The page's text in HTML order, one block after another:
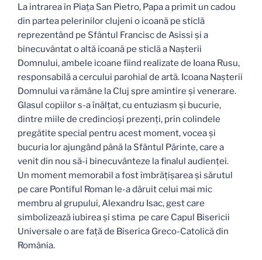
La intrarea în Piața San Pietro, Papa a primit un cadou
din partea pelerinilor clujeni o icoană pe sticlă
reprezentând pe Sfântul Francisc de Asissi și a
binecuvântat o altă icoană pe sticlă a Nașterii
Domnului, ambele icoane fiind realizate de Ioana Rusu,
responsabilă a cercului parohial de artă. Icoana Nașterii
Domnului va rămâne la Cluj spre amintire și venerare.
Glasul copiilor s-a înălțat, cu entuziasm și bucurie,
dintre miile de credincioși prezenți, prin colindele
pregătite special pentru acest moment, vocea și
bucuria lor ajungând până la Sfântul Părinte, care a
venit din nou să-i binecuvânteze la finalul audienței.
Un moment memorabil a fost îmbrățișarea și sărutul
pe care Pontiful Roman le-a dăruit celui mai mic
membru al grupului, Alexandru Isac, gest care
simbolizează iubirea și stima pe care Capul Bisericii
Universale o are față de Biserica Greco-Catolică din
România.